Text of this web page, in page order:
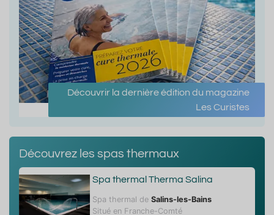
Découvrir la dernière édition du magazine
Les Curistes
Découvrez les spas thermaux
Spa thermal Therma Salina
Spa thermal de Salins-les-Bains
Situé en Franche-Comté